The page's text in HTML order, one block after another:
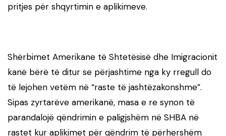
pritjes për shqyrtimin e aplikimeve.
Shërbimet Amerikane të Shtetësisë dhe Imigracionit
kanë bërë të ditur se përjashtime nga ky rregull do
të lejohen vetëm në “raste të jashtëzakonshme”.
Sipas zyrtarëve amerikanë, masa e re synon të
parandalojë qëndrimin e paligjshëm në SHBA në
rastet kur aplikimet për qëndrim të përhershëm